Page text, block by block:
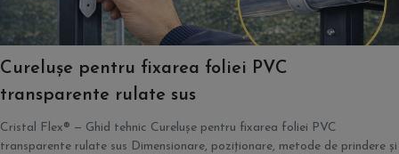
Curelușe pentru fixarea foliei PVC
transparente rulate sus
Cristal Flex® — Ghid tehnic Curelușe pentru fixarea foliei PVC
transparente rulate sus Dimensionare, poziționare, metode de prindere și